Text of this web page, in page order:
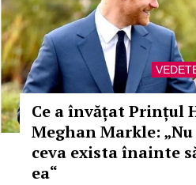
Ce a învățat Prințul
Meghan Markle:
ceva exista înainte
ea“